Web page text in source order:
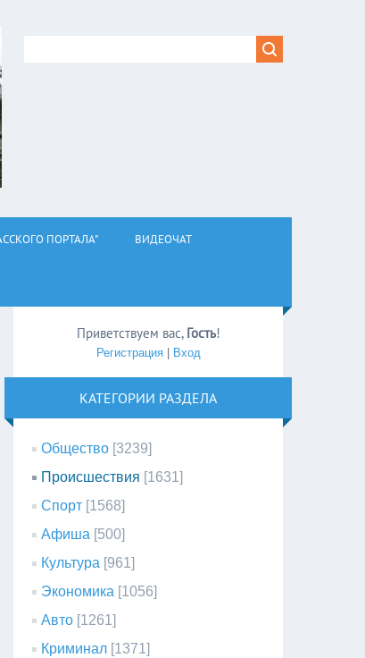
ПОРТАЛА" ВИДЕОЧАТ
Приветствуем вас, Гость!
Регистрация| Вход
КАТЕГОРИИ РАЗДЕЛА
Общество [3239]
Происшествия [1631]
Спорт [1568]
Афиша [500]
Культура [961]
Экономика [1056]
Авто [1261]
Криминал [1371]